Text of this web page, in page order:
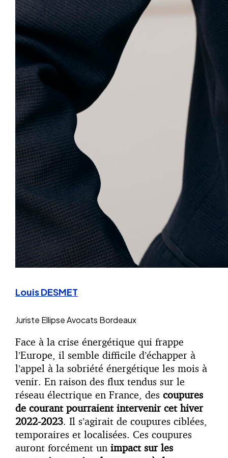
Louis DESMET
Juriste Ellipse Avocats Bordeaux
Face à la crise énergétique qui frappe
l’Europe, il semble difficile d’échapper à
l’appel à la sobriété énergétique les mois à
venir. En raison des flux tendus sur le
réseau électrique en France, des coupures
de courant pourraient intervenir cet hiver
2022-2023. Il s’agirait de coupures ciblées,
temporaires et localisées. Ces coupures
auront forcément un impact sur les